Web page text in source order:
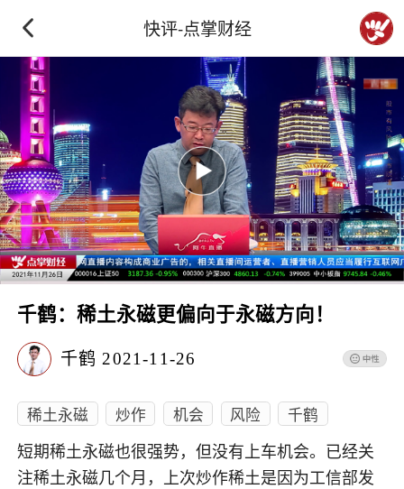
快评-点掌财经
千鹤：稀土永磁更偏向于永磁方向！
千鹤 2021-11-26
稀土永磁 炒作 机会 风险 千鹤
短期稀土永磁也很强势，但没有上车机会。已经关
注稀土永磁几个月，上次炒作稀土是因为工信部发